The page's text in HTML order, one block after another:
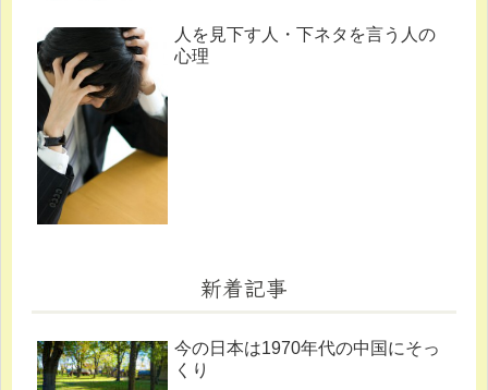
人を見下す人・下ネタを言う人の
心理
新着記事
今の日本は1970年代の中国にそっ
くり